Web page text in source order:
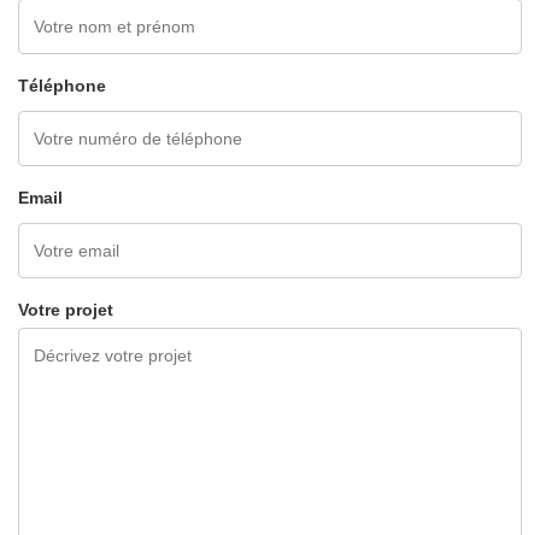
Téléphone
Email
Votre projet